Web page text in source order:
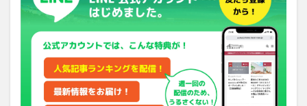
リア
料理
店
メニ
は生